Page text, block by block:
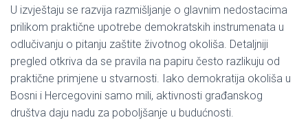
U izvještaju se razvija razmišljanje o glavnim nedostacima
prilikom praktične upotrebe demokratskih instrumenata u
odlučivanju o pitanju zaštite životnog okoliša. Detaljniji
pregled otkriva da se pravila na papiru često razlikuju od
praktične primjene u stvarnosti. Iako demokratija okoliša u
Bosni i Hercegovini samo mili, aktivnosti građanskog
društva daju nadu za poboljšanje u budućnosti.